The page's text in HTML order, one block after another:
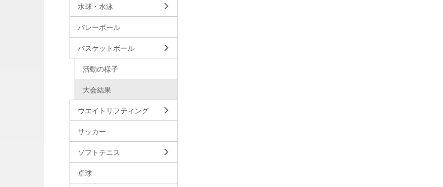
水球・水泳
バレーボール
バスケットボール
活動の様子
大会結果
ウエイトリフティング
サッカー
ソフトテニス
卓球